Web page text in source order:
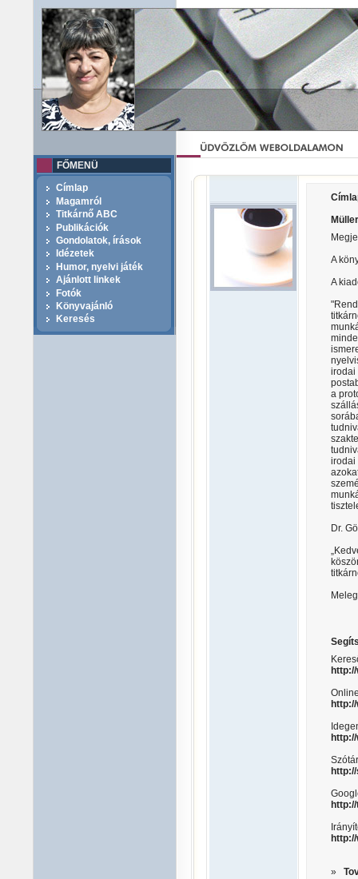
FŐMENÜ
Címlap
Magamról
Titkárnő ABC
Publikációk
Gondolatok, írások
Idézetek
Humor, nyelvi játék
Ajánlott linkek
Fotók
Könyvajánló
Keresés
A
A
a
irodai
Dr.
Szótár
»